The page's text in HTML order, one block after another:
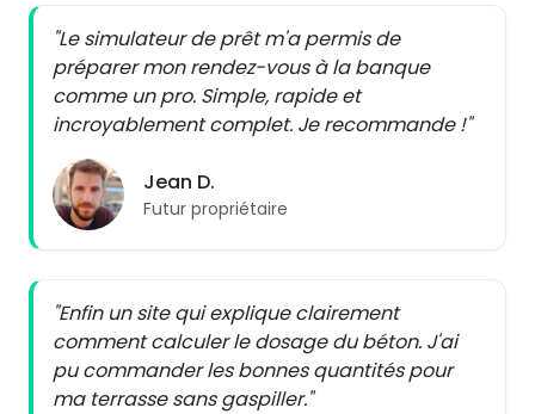
"Le simulateur de prêt m'a permis de
préparer mon rendez-vous à la banque
comme un pro. Simple, rapide et
incroyablement complet. Je recommande !"
Jean D.
Futur propriétaire
"Enfin un site qui explique clairement
comment calculer le dosage du béton. J'ai
pu commander les bonnes quantités pour
ma terrasse sans gaspiller."